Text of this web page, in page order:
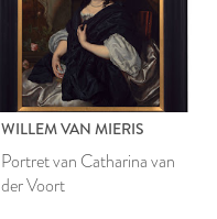
WILLEM VAN MIERIS
Portret van Catharina van
der Voort